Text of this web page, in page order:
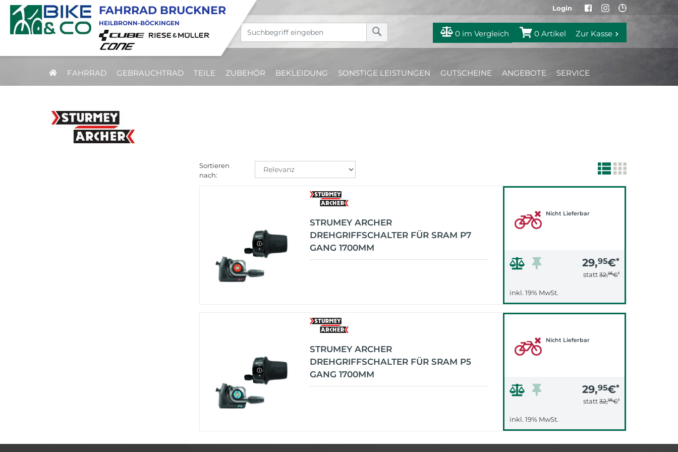
Login
0 im Vergleich 0 Artikel Zur Kasse
FAHRRAD GEBRAUCHTRAD TEILE ZUBEHÖR BEKLEIDUNG SONSTIGE LEISTUNGEN GUTSCHEINE ANGEBOTE SERVICE
FAHRRAD BRUCKNER
HEILBRONN-BÖCKINGEN
Sortieren
nach:
STRUMEY ARCHER
DREHGRIFFSCHALTER FÜR SRAM P7
GANG 1700MM
Nicht Lieferbar
29,95€*
statt 32,95€*
inkl. 19% MwSt.
STRUMEY ARCHER
DREHGRIFFSCHALTER FÜR SRAM P5
GANG 1700MM
Nicht Lieferbar
29,95€*
statt 32,95€*
inkl. 19% MwSt.